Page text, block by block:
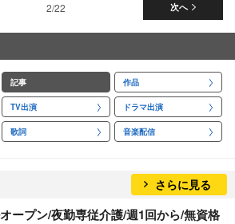
次へ
2/22
記事 作品
TV出演 ドラマ出演
歌詞 音楽配信
さらに見る
ープン/夜勤専従介護/週1回から/無資格